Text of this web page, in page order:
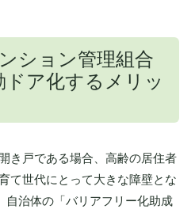
ション管理組合
ア化するメリッ
き戸である場合、高齢の居住者
て世代にとって大きな障壁とな
自治体の「バリアフリー化助成